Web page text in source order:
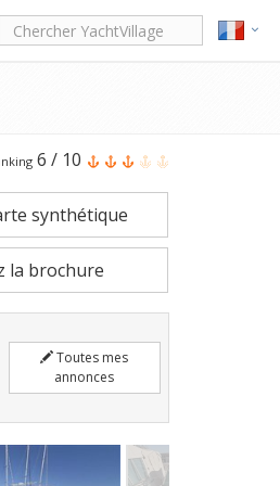
6 / 10
synthétique
la brochure
Toutes mes
annonces